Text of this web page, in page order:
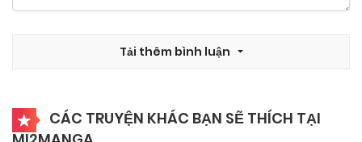
Tải thêm bình luận
CÁC TRUYỆN KHÁC BẠN SẼ THÍCH TẠI